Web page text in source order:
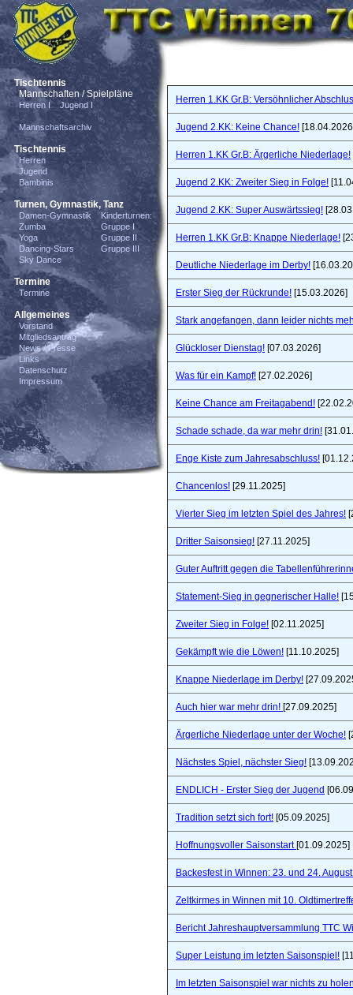
Tischtennis
Mannschaften / Spielpläne
Herren I Jugend I
Mannschaftsarchiv
Tischtennis
Herren
Jugend
Bambinis
Turnen, Gymnastik, Tanz
Damen-Gymnastik
Zumba
Yoga
Dancing-Stars
Sky Dance
Kinderturnen:
Gruppe I
Gruppe II
Gruppe III
Termine
Termine
Allgemeines
Vorstand
Mitgliedsantrag
News / Presse
Links
Datenschutz
Impressum
Herren 1.KK Gr.B: Versöhnlicher
Jugend 2.KK: Keine Chance!
Herren 1.KK Gr.B: Ärgerliche Niederlage!
Jugend 2.KK: Zweiter Sieg in Folge!
Jugend 2.KK: Super Auswärtssieg!
Herren 1.KK Gr.B: Knappe Niederlage!
Deutliche Niederlage im Derby!
Erster Sieg der Rückrunde! [15.03.2026]
Stark angefangen, dann leider nichts
Glückloser Dienstag! [07.03.2026]
Was für ein Kampf! [27.02.2026]
Keine Chance am Freitagabend!
Schade schade, da war mehr drin!
Enge Kiste zum Jahresabschluss!
Chancenlos! [29.11.2025]
Vierter Sieg im letzten Spiel des Jahres!
Dritter Saisonsieg! [27.11.2025]
Guter Auftritt gegen die
Statement-Sieg in gegnerischer Halle!
Zweiter Sieg in Folge! [02.11.2025]
Gekämpft wie die Löwen! [11.10.2025]
Knappe Niederlage im Derby!
Auch hier war mehr drin! [27.09.2025]
Ärgerliche Niederlage unter der Woche!
Nächstes Spiel, nächster Sieg!
ENDLICH - Erster Sieg der Jugend
Tradition setzt sich fort! [05.09.2025]
Hoffnungsvoller Saisonstart [01.09.2025]
Backesfest in Winnen: 23. und 24.
Zeltkirmes in Winnen mit 10.
Bericht Jahreshauptversammlung TTC
Super Leistung im letzten Saisonspiel!
Im letzten Saisonspiel war nichts zu